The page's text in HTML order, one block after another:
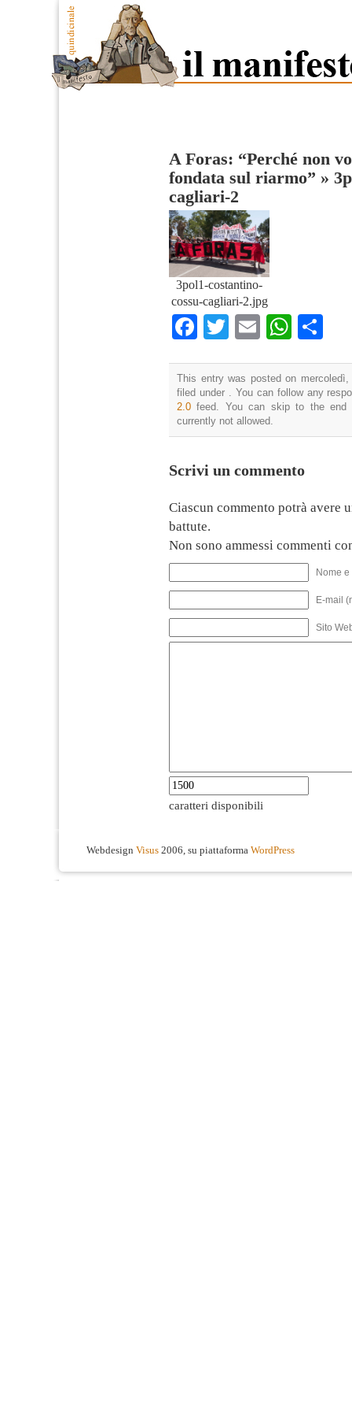
A Foras: “Perché non
fondata sul riarmo” »
cagliari-2
3pol1-costantino-
cossu-cagliari-2.jpg
Facebook
TwitterEmail
This entry was posted on
filed under . You can follow any
2.0 feed. You can skip to the end
currently not allowed.
Scrivi un commento
Ciascun commento potrà avere
battute.
Non sono ammessi commenti
Nome
E-mail
Sito
caratteri disponibili
Webdesign Visus 2006, su piattaforma WordPress